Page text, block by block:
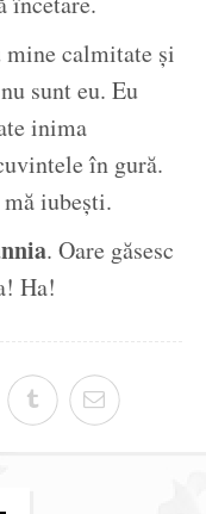
calmitate și
sunt eu. Eu
inima
în gură.
iubești.
. Oare găsesc
Ha!